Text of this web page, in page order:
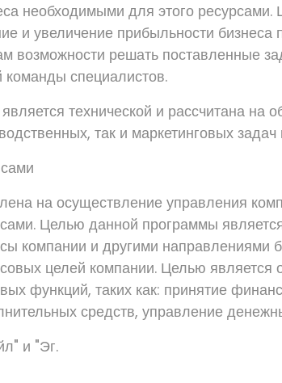
необходимыми для этого
и увеличение прибыльности бизнеса
возможности решать поставленные
специалистов.
технической и рассчитана на
так и маркетинговых задач
на осуществление управления
Целью данной программы
компании и другими направлениями
целей компании. Целью является
функций, таких как: принятие
средств, управление
и "Эг.